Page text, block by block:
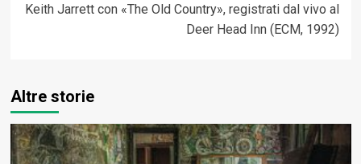
Keith Jarrett con «The Old Country», registrati dal vivo al
Deer Head Inn (ECM, 1992)
Altre storie